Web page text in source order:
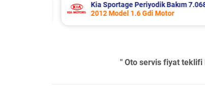
Fiat Linea Periyodik Bakım
2015 Model 1.3 Multijet Motor
" Oto servis fiyat teklifi